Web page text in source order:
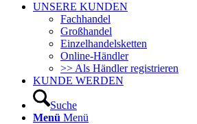
UNSERE KUNDEN
Fachhandel
Großhandel
Einzelhandelsketten
Online-Händler
>> Als Händler registrieren
KUNDE WERDEN
Suche
Menü Menü